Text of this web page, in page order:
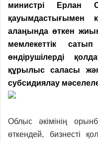
министрі Ерлан
қауымдастығымен
алаңында өткен
мемлекеттік
өндірушілерді
құрылыс саласы
субсидиялау
Облыс әкімінің
өткендей, бизнесті